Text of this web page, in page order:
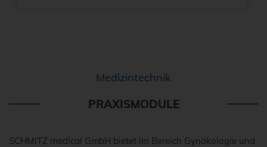
Medizintechnik
PRAXISMODULE
SCHMITZ medical GmbH bietet im Bereich Gynäkologie und